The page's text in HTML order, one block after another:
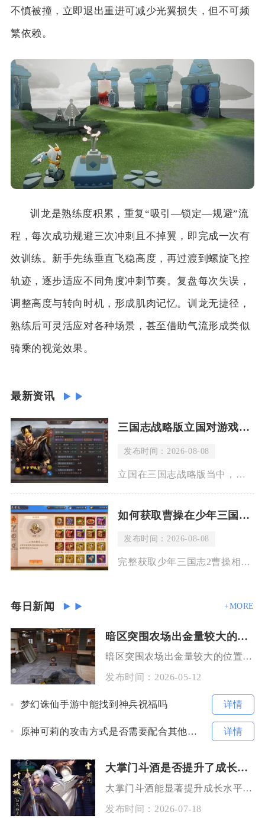
不慎被撞，立即退出重进可减少光翼损失，但不可频
繁依赖。
训龙是熟练度积累，重复“吸引—锁定—规避”流
程，每次成功规避三次冲刺且不掉翼，即完成一次有
效训练。新手先练垂直飞稳高度，再过渡到螺旋飞控
轨迹，逐步适应不同角度冲刺节奏。复盘每次失误，
调整高度与转向时机，形成肌肉记忆。训龙无捷径，
熟练后可灵活应对各种场景，甚至借助气流形成类似
骑乘的视觉效果。
最新资讯
三国志战略版立国对游戏进行了怎样的改变
发布时间：2026-08-08
立国在三国志战略版当中，直接把同盟博弈升级为国战对抗，从领地防御、管理架构、策略
如何获取曹操在少年三国志2中
发布时间：2026-08-08
完整获取少年三国志2曹操相关攻略需分碎片收集、抽卡规划、日常稳定囤货、成型培养搭
每日新闻 +MORE
暗区突围农场出金量较大的位置是哪里
暗区突围农场出金量较大的位置，集中在西部的汽车旅馆、谷物交易站、马厩以及东部的别墅，其中汽
发布时间： 2026-05-12
梦幻诛仙手游中能找到神兵祝福吗 详情
原神可莉的攻击方式是否需要配合其他角色 详情
大掌门斗酒是否提升了成长水平
大掌门斗酒能显著提升成长水平，是中性价比极高的核心养成玩法，其成长加成覆盖弟子基础属性、天
发布时间： 2026-07-18